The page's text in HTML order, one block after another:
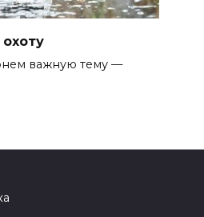
важную тему —